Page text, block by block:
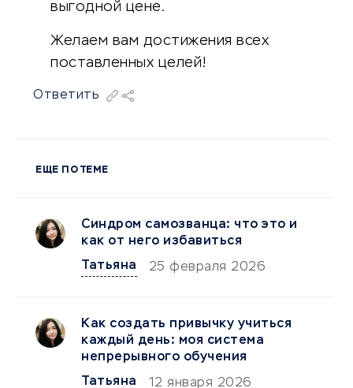
выгодной цене.
Желаем вам достижения всех
поставленных целей!
Ответить
ЕЩЕ ПО ТЕМЕ
Синдром самозванца: что это и
как от него избавиться
Татьяна
25 февраля 2026
Как создать привычку учиться
каждый день: моя система
непрерывного обучения
Татьяна
12 января 2026